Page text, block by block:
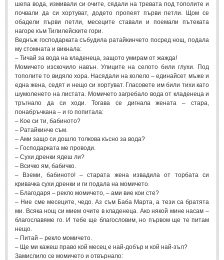
Истории (10)
Разкази (7)
Автори на Разкази
Басни
Автори на Басни
ПРИКАЗКИ
Автори на приказки
Приказки на народите
МИТОВЕ И ЛЕГЕНДИ
България
Гърция (1)
Италия (1)
Персия
Япония
шепа вода, измивали си очите, сядали на тревата под тополите и
почвали да си хортуват, додето пропеят първи петли. Щом се
обадели първи петли, месеците ставали и поемали пътеката
нагоре към Тилилейските гори.
Веднъж господарката събудила ратайкинчето посред нощ, подала
му стомната и викнала:
– Тичай за вода на кладенеца, защото умирам от жажда!
Момичето изскочило навън. Улиците на селото били глухи. Под
тополите то видяло хора. Насядали на колело – единайсет мъже и
една жена, седят и нещо си хортуват. Гласовете им били тихи като
шумоленето на листата. Момичето загребало вода от кладенеца и
тръгнало да си ходи. Тогава се дигнала жената – стара,
понабръчкана – и го попитала:
– Кое си ти, бабиното?
– Ратайкинче съм.
– Ами защо си дошло толкова късно за вода?
– Господарката ме проводи.
– Сухи дренки ядеш ли?
– Всичко ям, бабичко.
– Вземи, бабиното! – старата жена извадила от торбата си
кривачка сухи дренки и ги подала на момичето.
– Благодаря – рекло момичето, – ами вие кои сте?
– Ние сме месеците, чедо. Аз съм Баба Марта, а тези са братята
ми. Всяка нощ си мием очите в кладенеца. Ако някой мине насам –
благославяме го. И тебе ще благословим, но първом ще те питам
нещо.
– Питай – рекло момичето.
– Ще ми кажеш право кой месец е най-добър и кой най-зъл?
Замислило се момичето и отвърнало: